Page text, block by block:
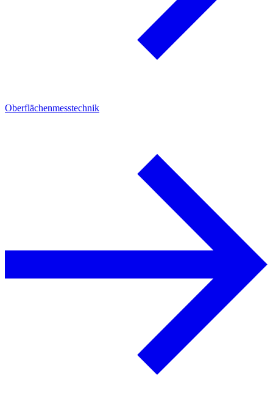
Oberflächenmesstechnik